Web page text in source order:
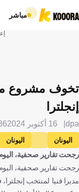
مباشر
تخوف مشروع
إنجلترا
dpa 16 أكتوبر 2024
اليونان اليونان
توماس توخيل
ألمانيا رجحت تقارير صحفية،
رجحت تقارير صحفية،
مديرا فنيا لمنتخب